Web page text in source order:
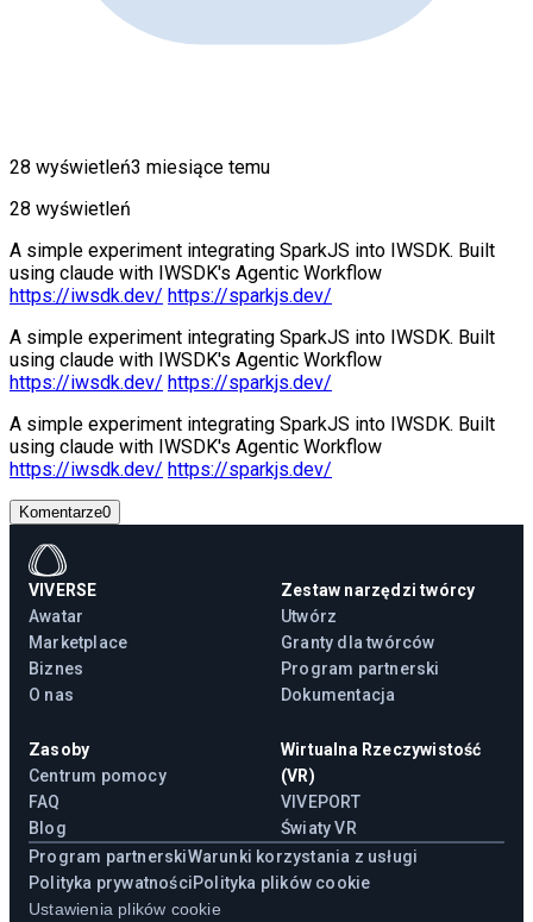
28 wyświetleń3 miesiące temu
28 wyświetleń
A simple experiment integrating SparkJS into IWSDK. Built
using claude with IWSDK's Agentic Workflow
https://iwsdk.dev/ https://sparkjs.dev/
A simple experiment integrating SparkJS into IWSDK. Built
using claude with IWSDK's Agentic Workflow
https://iwsdk.dev/ https://sparkjs.dev/
A simple experiment integrating SparkJS into IWSDK. Built
using claude with IWSDK's Agentic Workflow
https://iwsdk.dev/ https://sparkjs.dev/
Komentarze0
VIVERSE
Awatar
Marketplace
Biznes
O nas
Zestaw narzędzi twórcy
Utwórz
Granty dla twórców
Program partnerski
Dokumentacja
Zasoby
Centrum pomocy
FAQ
Blog
Wirtualna Rzeczywistość
(VR)
VIVEPORT
Światy VR
Program partnerskiWarunki korzystania z usługi
Polityka prywatnościPolityka plików cookie
Ustawienia plików cookie